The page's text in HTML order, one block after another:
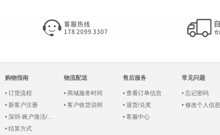
购物指南
• 订货流程
• 新客户注册
• 深圳-账户激活/登录
• 结算方式
物流配送
• 商城服务时间
• 客户收货说明
售后服务
• 查看订单信息
• 退货/兑奖
• 客服中心
常见问题
• 忘记密码
• 修改个人信息